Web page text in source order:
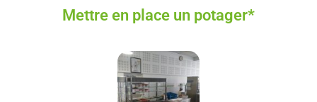
Mettre en place un potager*